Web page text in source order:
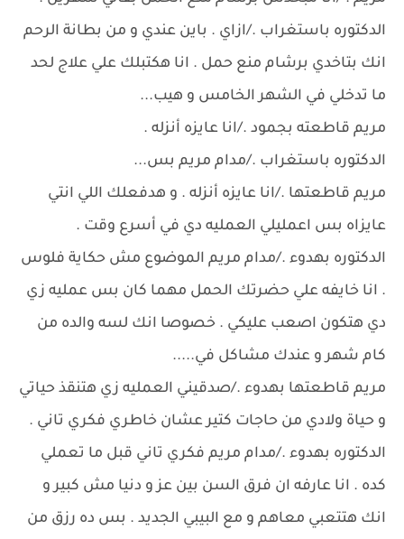
الدكتوره باستغراب ./ازاي . باين عندي و من بطانة الرحم
انك بتاخدي برشام منع حمل . انا هكتبلك علي علاج لحد
ما تدخلي في الشهر الخامس و هيب...
مريم قاطعته بجمود ./انا عايزه أنزله .
الدكتوره باستغراب ./مدام مريم بس...
مريم قاطعتها ./انا عايزه أنزله . و هدفعلك اللي انتي
عايزاه بس اعمليلي العمليه دي في أسرع وقت .
الدكتوره بهدوء ./مدام مريم الموضوع مش حكاية فلوس
. انا خايفه علي حضرتك الحمل مهما كان بس عمليه زي
دي هتكون اصعب عليكي . خصوصا انك لسه والده من
كام شهر و عندك مشاكل في.....
مريم قاطعتها بهدوء ./صدقيني العمليه زي هتنقذ حياتي
و حياة ولادي من حاجات كتير عشان خاطري فكري تاني .
الدكتوره بهدوء ./مدام مريم فكري تاني قبل ما تعملي
كده . انا عارفه ان فرق السن بين عز و دنيا مش كبير و
انك هتتعبي معاهم و مع البيبي الجديد . بس ده رزق من